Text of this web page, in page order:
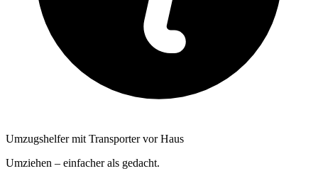
Umzugshelfer mit Transporter vor Haus
Umziehen – einfacher als gedacht.